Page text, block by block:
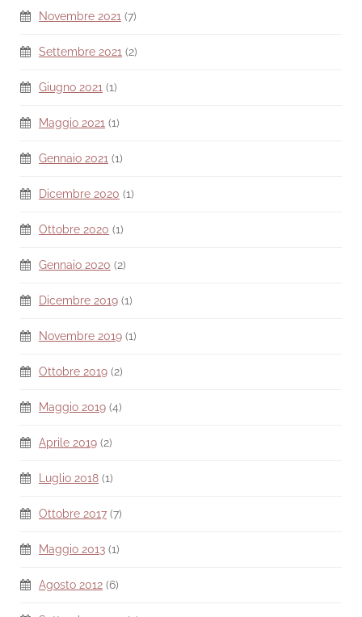
Novembre 2021 (7)
Settembre 2021 (2)
Giugno 2021 (1)
Maggio 2021 (1)
Gennaio 2021 (1)
Dicembre 2020 (1)
Ottobre 2020 (1)
Gennaio 2020 (2)
Dicembre 2019 (1)
Novembre 2019 (1)
Ottobre 2019 (2)
Maggio 2019 (4)
Aprile 2019 (2)
Luglio 2018 (1)
Ottobre 2017 (7)
Maggio 2013 (1)
Agosto 2012 (6)